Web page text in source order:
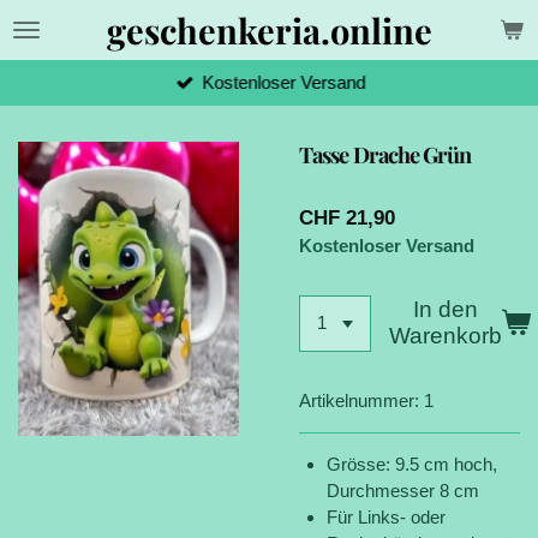
Zum
Hauptinhaltgeschenkeria.online
Kostenloser Versand
Tasse Drache Grün
CHF 21,90
Kostenloser Versand
In den
Warenkorb
Artikelnummer: 1
Grösse: 9.5 cm hoch,
Durchmesser 8 cm
Für Links- oder